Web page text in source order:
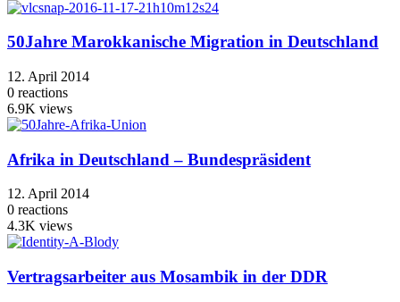
50Jahre Marokkanische Migration in Deutschland
12. April 2014
0 reactions
6.9K views
Afrika in Deutschland – Bundespräsident
12. April 2014
0 reactions
4.3K views
Vertragsarbeiter aus Mosambik in der DDR